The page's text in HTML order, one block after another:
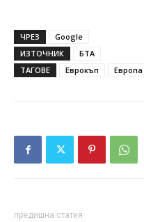
ЧРЕЗ
Google
ИЗТОЧНИК
БТА
ТАГОВЕ
Еврокъп Европа
предишна статия